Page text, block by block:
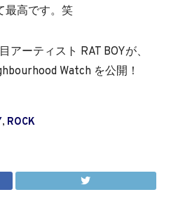
最高です。笑
ーティスト RAT BOYが、
Watch を公開！
, ROCK